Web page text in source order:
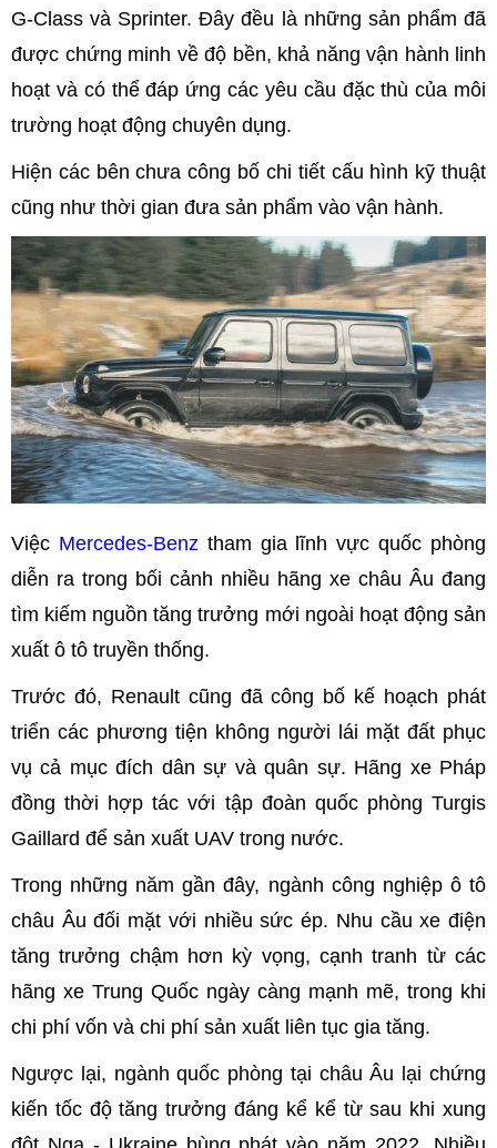
G-Class và Sprinter. Đây đều là những sản phẩm đã
được chứng minh về độ bền, khả năng vận hành linh
hoạt và có thể đáp ứng các yêu cầu đặc thù của môi
trường hoạt động chuyên dụng.
Hiện các bên chưa công bố chi tiết cấu hình kỹ thuật
cũng như thời gian đưa sản phẩm vào vận hành.
Việc Mercedes-Benz tham gia lĩnh vực quốc phòng
diễn ra trong bối cảnh nhiều hãng xe châu Âu đang
tìm kiếm nguồn tăng trưởng mới ngoài hoạt động sản
xuất ô tô truyền thống.
Trước đó, Renault cũng đã công bố kế hoạch phát
triển các phương tiện không người lái mặt đất phục
vụ cả mục đích dân sự và quân sự. Hãng xe Pháp
đồng thời hợp tác với tập đoàn quốc phòng Turgis
Gaillard để sản xuất UAV trong nước.
Trong những năm gần đây, ngành công nghiệp ô tô
châu Âu đối mặt với nhiều sức ép. Nhu cầu xe điện
tăng trưởng chậm hơn kỳ vọng, cạnh tranh từ các
hãng xe Trung Quốc ngày càng mạnh mẽ, trong khi
chi phí vốn và chi phí sản xuất liên tục gia tăng.
Ngược lại, ngành quốc phòng tại châu Âu lại chứng
kiến tốc độ tăng trưởng đáng kể kể từ sau khi xung